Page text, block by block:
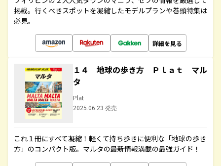
掲載。行くべきスポットを凝縮したモデルプランや巻頭特集は
必見。
詳細を見る
１４ 地球の歩き方 Ｐｌａｔ マル
タ
Plat
2025.06.23 発売
これ１冊にすべて凝縮！軽くて持ち歩きに便利な「地球の歩き
方」のコンパクト版。マルタの最新情報満載の最強ガイド！